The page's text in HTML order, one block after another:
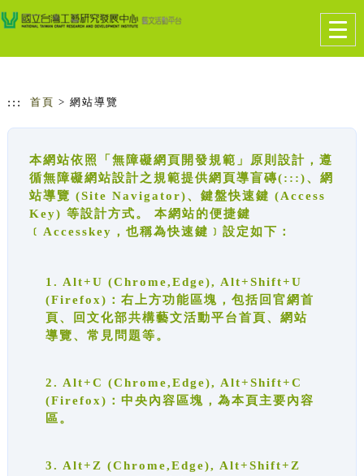
跳到主要內容
網站導覽
::: 首頁 > 網站導覽
本網站依照「無障礙網頁開發規範」原則設計，遵
循無障礙網站設計之規範提供網頁導盲磚(:::)、網
站導覽 (Site Navigator)、鍵盤快速鍵 (Access
Key) 等設計方式。 本網站的便捷鍵
﹝Accesskey，也稱為快速鍵﹞設定如下：
1. Alt+U (Chrome,Edge), Alt+Shift+U
(Firefox)：右上方功能區塊，包括回官網首
頁、回文化部共構藝文活動平台首頁、網站
導覽、常見問題等。
2. Alt+C (Chrome,Edge), Alt+Shift+C
(Firefox)：中央內容區塊，為本頁主要內容
區。
3. Alt+Z (Chrome,Edge), Alt+Shift+Z